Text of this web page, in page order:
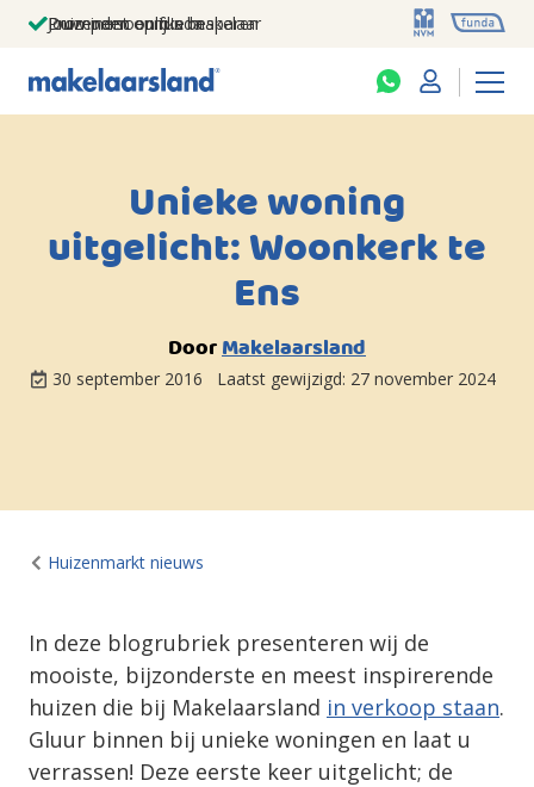
Jouw persoonlijke makelaar
Duizenden euro's besparen
Prominent op funda
Unieke woning
uitgelicht: Woonkerk te
Ens
DoorMakelaarsland
30 september 2016 Laatst gewijzigd: 27 november 2024
Huizenmarkt nieuws
In deze blogrubriek presenteren wij de
mooiste, bijzonderste en meest inspirerende
huizen die bij Makelaarsland in verkoop staan.
Gluur binnen bij unieke woningen en laat u
verrassen! Deze eerste keer uitgelicht; de